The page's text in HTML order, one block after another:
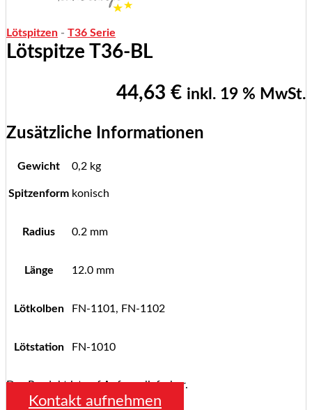
Lötspitzen - T36 Serie
Lötspitze T36-BL
44,63 € inkl. 19 % MwSt.
Zusätzliche Informationen
Gewicht 0,2 kg
Spitzenform konisch
Radius 0.2 mm
Länge 12.0 mm
Lötkolben FN-1101, FN-1102
Lötstation FN-1010
Das Produkt ist auf Anfrage lieferbar.
Kontakt aufnehmen